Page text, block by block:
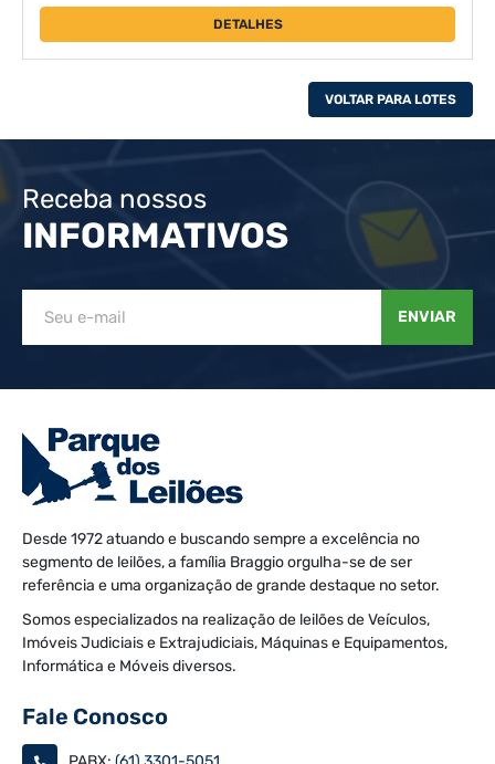
DETALHES
VOLTAR PARA LOTES
Receba nossos
INFORMATIVOS
ENVIAR
Desde 1972 atuando e buscando sempre a excelência no
segmento de leilões, a família Braggio orgulha-se de ser
referência e uma organização de grande destaque no setor.
Somos especializados na realização de leilões de Veículos,
Imóveis Judiciais e Extrajudiciais, Máquinas e Equipamentos,
Informática e Móveis diversos.
Fale Conosco